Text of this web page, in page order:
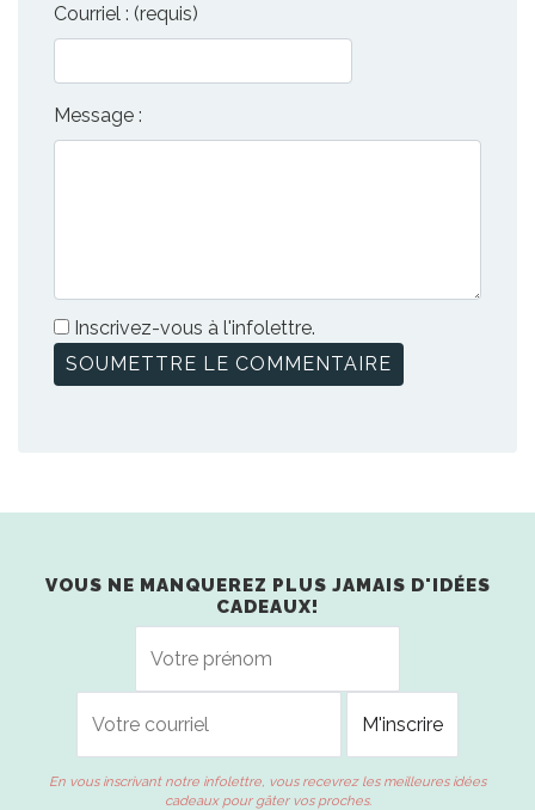
Courriel : (requis)
Message :
Inscrivez-vous à l'infolettre.
VOUS NE MANQUEREZ PLUS JAMAIS D'IDÉES
CADEAUX!
En vous inscrivant notre infolettre, vous recevrez les meilleures idées
cadeaux pour gâter vos proches.